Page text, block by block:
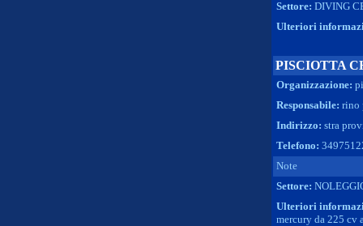
Settore: DIVING
Ulteriori
PISCIOTTA
Organizzazione:
Responsabile: rino
Indirizzo: stra
Telefono:
Note
Settore:
Ulteriori
mercury da 225 cv